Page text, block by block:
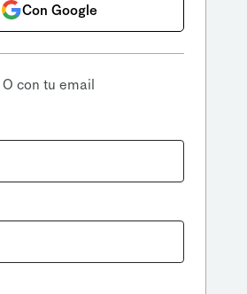
Con Google
O con tu email